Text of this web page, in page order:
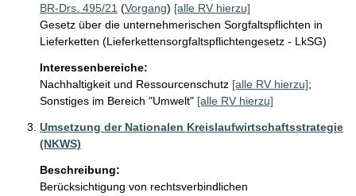
BR-Drs. 495/21 (Vorgang) [alle RV hierzu]
Gesetz über die unternehmerischen Sorgfaltspflichten in
Lieferketten (Lieferkettensorgfaltspflichtengesetz - LkSG)
Interessenbereiche:
Nachhaltigkeit und Ressourcenschutz [alle RV hierzu];
Sonstiges im Bereich "Umwelt" [alle RV hierzu]
Umsetzung der Nationalen Kreislaufwirtschaftsstrategie
(NKWS)
Beschreibung:
Berücksichtigung von rechtsverbindlichen